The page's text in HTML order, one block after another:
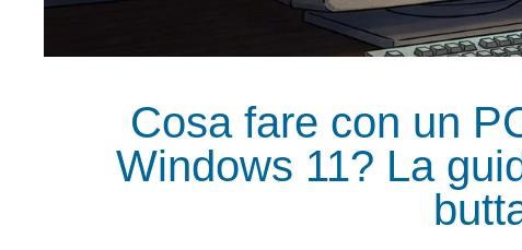
Cosa fare con un
Windows 11? La